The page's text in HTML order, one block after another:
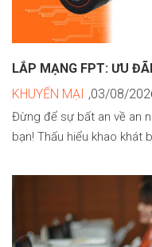
LẮP MẠNG FPT: ƯU
KHUYẾN MẠI ,03/08/
Đừng để sự bất an về an
bạn! Thấu hiểu khao khát